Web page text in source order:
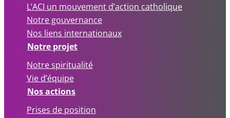
L’ACI un mouvement d’action catholique
Notre gouvernance
Nos liens internationaux
Notre projet
Notre spiritualité
Vie d’équipe
Nos actions
Prises de position